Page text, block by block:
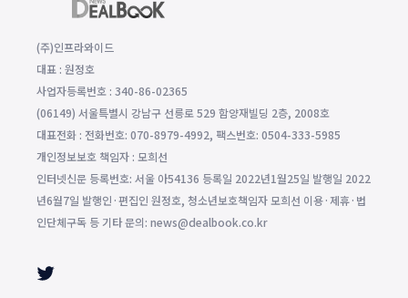
(주)인프라와이드
대표 : 원정호
사업자등록번호 : 340-86-02365
(06149) 서울특별시 강남구 선릉로 529 함양재빌딩 2층, 2008호
대표전화 : 전화번호: 070-8979-4992, 팩스번호: 0504-333-5985
개인정보보호 책임자 : 모희선
인터넷신문 등록번호: 서울 아54136 등록일 2022년1월25일 발행일 2022
년6월7일 발행인·편집인 원정호, 청소년보호책임자 모희선 이용·제휴·법
인단체구독 등 기타 문의: news@dealbook.co.kr